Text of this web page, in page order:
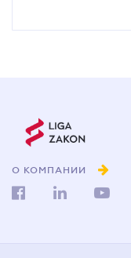
О КОМПАНИИ